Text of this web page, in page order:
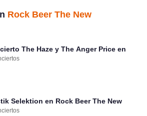
Rock Beer The New
The Haze y The Anger Price en
Selektion en Rock Beer The New